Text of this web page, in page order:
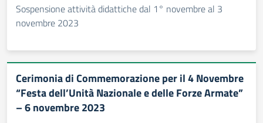
Sospensione attività didattiche dal 1° novembre al 3
novembre 2023
Cerimonia di Commemorazione per il 4 Novembre
“Festa dell’Unità Nazionale e delle Forze Armate”
– 6 novembre 2023